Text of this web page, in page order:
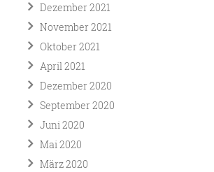
Dezember 2021
November 2021
Oktober 2021
April 2021
Dezember 2020
September 2020
Juni 2020
Mai 2020
März 2020